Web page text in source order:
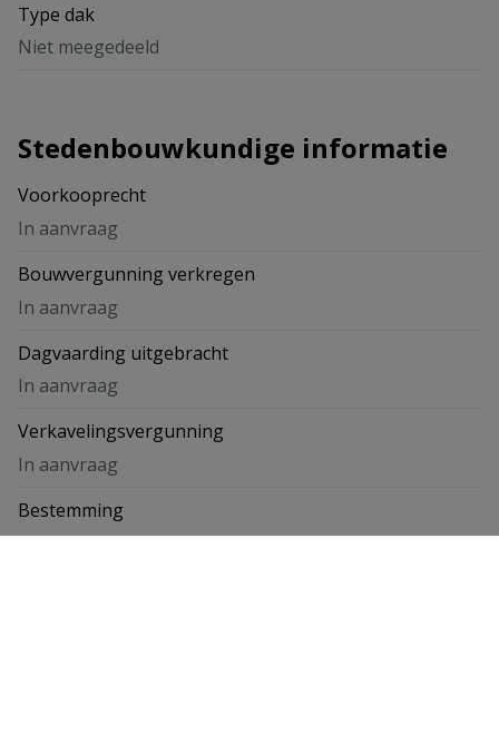
Type dak
Niet meegedeeld
Stedenbouwkundige informatie
Voorkooprecht
In aanvraag
Bouwvergunning verkregen
In aanvraag
Dagvaarding uitgebracht
In aanvraag
Verkavelingsvergunning
In aanvraag
Bestemming
In aanvraag